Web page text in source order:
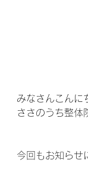
みなさんこんに
ささのうち整体
今回もお知らせ